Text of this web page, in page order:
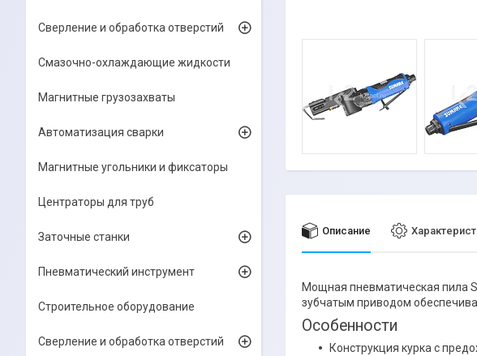
Описание
Мощная пневматическая пила
зубчатым приводом
Особенности
Конструкция курка с
Сверление и обработка отверстий
Смазочно-охлаждающие жидкости
Магнитные грузозахваты
Автоматизация сварки
Магнитные угольники и фиксаторы
Центраторы для труб
Заточные станки
Пневматический инструмент
Строительное оборудование
Сверление и обработка отверстий